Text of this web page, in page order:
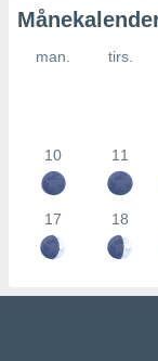
man. tirs.
10 11
17 18